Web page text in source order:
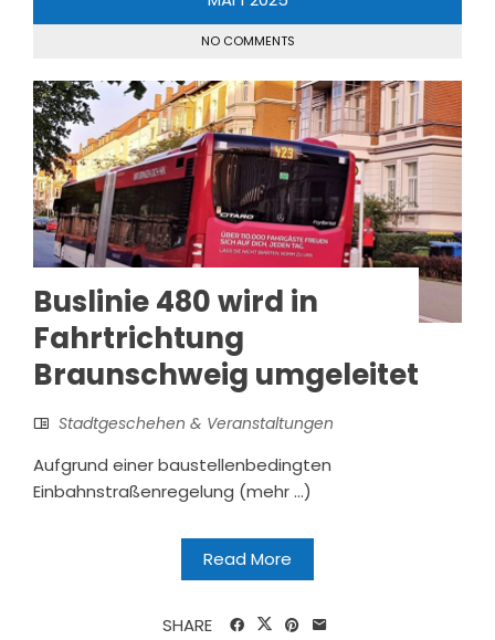
NO COMMENTS
Buslinie 480 wird in
Fahrtrichtung
Braunschweig umgeleitet
Stadtgeschehen & Veranstaltungen
Aufgrund einer baustellenbedingten
Einbahnstraßenregelung (mehr …)
Read More
SHARE